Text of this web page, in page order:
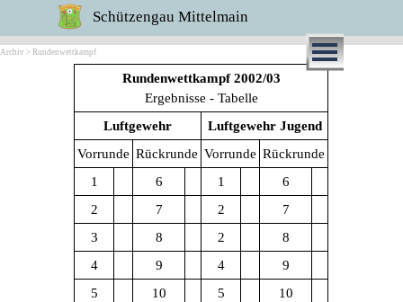
Schützengau Mittelmain
Archiv > Rundenwettkampf
Rundenwettkampf 2002/03
Ergebnisse - Tabelle
Luftgewehr
Luftgewehr Jugend
Vorrunde Rückrunde Vorrunde Rückrunde
1
6 1
6
2
7 2
7
3
8 2
8
4
9 4
9
5
10 5 10